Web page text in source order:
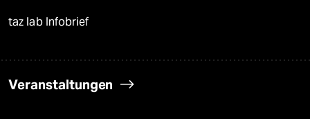
taz lab Infobrief
Veranstaltungen